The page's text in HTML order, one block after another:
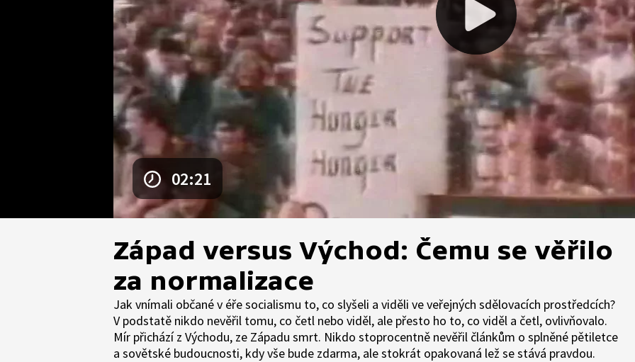
02:21
Západ versus Východ: Čemu se věřilo
za normalizace
Jak vnímali občané v éře socialismu to, co slyšeli a viděli ve veřejných sdělovacích prostředcích?
V podstatě nikdo nevěřil tomu, co četl nebo viděl, ale přesto ho to, co viděl a četl, ovlivňovalo.
Mír přichází z Východu, ze Západu smrt. Nikdo stoprocentně nevěřil článkům o splněné pětiletce
a sovětské budoucnosti, kdy vše bude zdarma, ale stokrát opakovaná lež se stává pravdou.